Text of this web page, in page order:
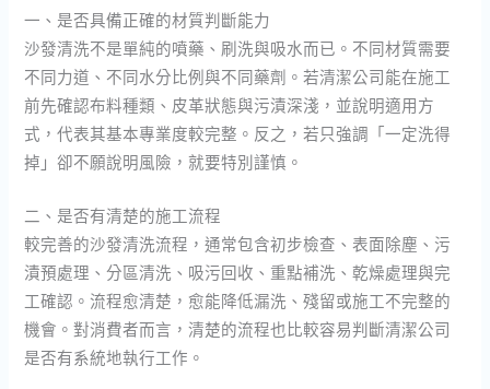
一、是否具備正確的材質判斷能力
沙發清洗不是單純的噴藥、刷洗與吸水而已。不同材質需要
不同力道、不同水分比例與不同藥劑。若清潔公司能在施工
前先確認布料種類、皮革狀態與污漬深淺，並說明適用方
式，代表其基本專業度較完整。反之，若只強調「一定洗得
掉」卻不願說明風險，就要特別謹慎。
二、是否有清楚的施工流程
較完善的沙發清洗流程，通常包含初步檢查、表面除塵、污
漬預處理、分區清洗、吸污回收、重點補洗、乾燥處理與完
工確認。流程愈清楚，愈能降低漏洗、殘留或施工不完整的
機會。對消費者而言，清楚的流程也比較容易判斷清潔公司
是否有系統地執行工作。